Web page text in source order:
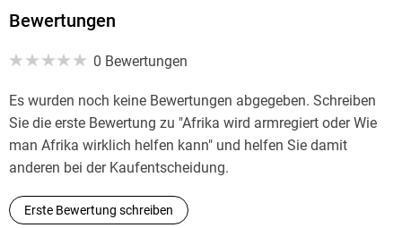
Seitz' Buch ist eine hervorragende Analyse der Gebrechen der
2009 erschien, aber umfassend aktualisiert und erweitert
mit Entwicklungshilfe zu tun hat. Wolfgang Kaufmann,
Preußische Allgemeine Zeitung
Volker Seitz [. . .] ist ein intimer Kenner des Kontinents. In
seiner Streitschrift Afrika wird armregiert , die jetzt
aktualisiert und erweitert vorliegt, legt er eine faktenreiche
Bewertungen
0 Bewertungen
Es wurden noch keine Bewertungen abgegeben. Schreiben
Sie die erste Bewertung zu "Afrika wird armregiert oder Wie
man Afrika wirklich helfen kann" und helfen Sie damit
anderen bei der Kaufentscheidung.
Erste Bewertung schreiben